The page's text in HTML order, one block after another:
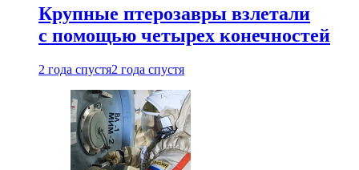
Крупные птерозавры взлетали
с помощью четырех конечностей
2 года спустя2 года спустя